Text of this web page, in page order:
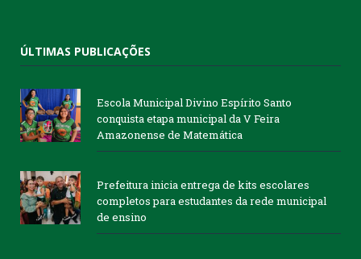
ÚLTIMAS PUBLICAÇÕES
Escola Municipal Divino Espírito Santo
conquista etapa municipal da V Feira
Amazonense de Matemática
Prefeitura inicia entrega de kits escolares
completos para estudantes da rede municipal
de ensino